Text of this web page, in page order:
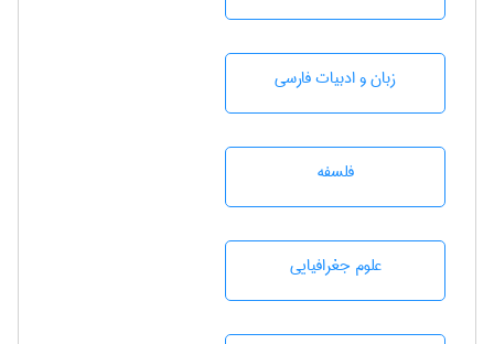
زبان و ادبيات فارسی
فلسفه
علوم جغرافيايی